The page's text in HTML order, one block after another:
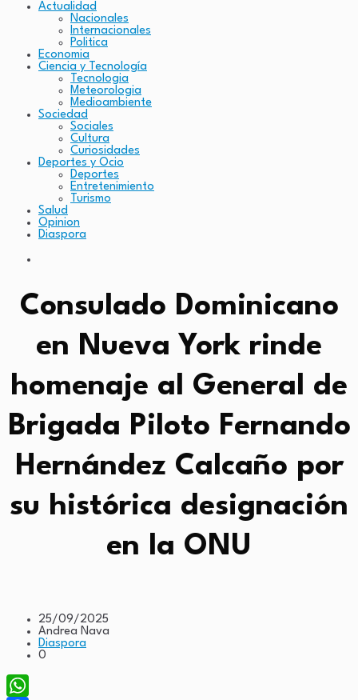
Actualidad
Nacionales
Internacionales
Politica
Economia
Ciencia y Tecnología
Tecnologia
Meteorologia
Medioambiente
Sociedad
Sociales
Cultura
Curiosidades
Deportes y Ocio
Deportes
Entretenimiento
Turismo
Salud
Opinion
Diaspora
Consulado Dominicano
en Nueva York rinde
homenaje al General de
Brigada Piloto Fernando
Hernández Calcaño por
su histórica designación
en la ONU
25/09/2025
Andrea Nava
Diaspora
0